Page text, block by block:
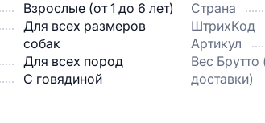
Взрослые (от 1 до 6 лет)
Для всех размеров
собак
Для всех пород
С говядиной
Страна
ШтрихКод
Артикул
Вес Брутто
доставки)